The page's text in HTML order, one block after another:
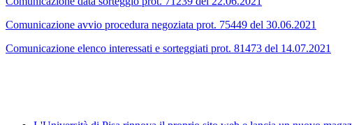
Comunicazione avvio procedura negoziata prot. 75449 del 30.06.2021
Comunicazione elenco interessati e sorteggiati prot. 81473 del 14.07.2021